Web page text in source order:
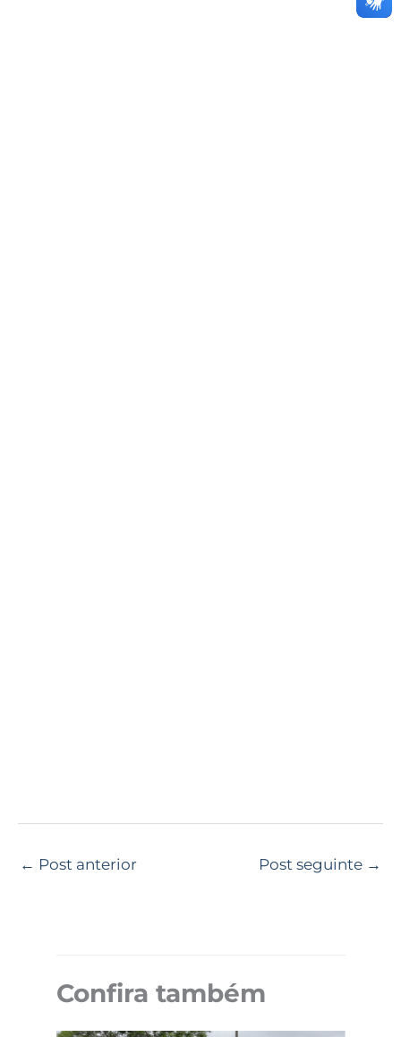
← Post anterior Post seguinte →
Confira também